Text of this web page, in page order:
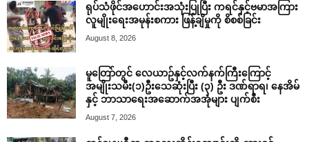
ရုပ်သံဖိုင်အဟောင်းအသုံးပြုပြီး ကရင်နှင့်ဗမာအကြား
လူမျိုးရေးအမုန်းစကား ဖြန့်ချိမှုကို စိစစ်ခြင်း
August 8, 2026
မူတြော်တွင် လေယာဥ်နှင့်လက်နက်ကြီးကြောင့်
အမျိုးသမီး(၁)ဦးသေဆုံးပြီး (၃) ဦး ဒဏ်ရာရ၊ နေအိမ်
နှင့် ဘာသာရေးအဆောက်အအုံများ ပျက်စီး
August 7, 2026